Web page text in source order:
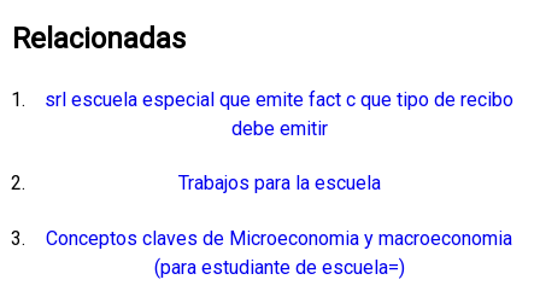
Relacionadas
srl escuela especial que emite fact c que tipo de recibo
debe emitir
Trabajos para la escuela
Conceptos claves de Microeconomia y macroeconomia
(para estudiante de escuela=)